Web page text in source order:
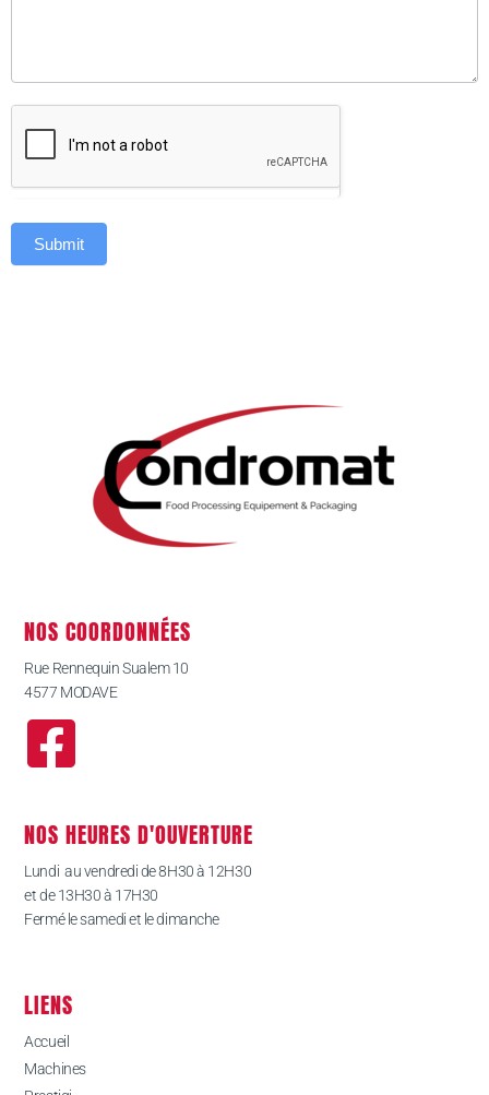
Submit
NOS COORDONNÉES
Rue Rennequin Sualem 10
4577 MODAVE
NOS HEURES D'OUVERTURE
Lundi au vendredi de 8H30 à 12H30
et de 13H30 à 17H30
Fermé le samedi et le dimanche
LIENS
Accueil
Machines